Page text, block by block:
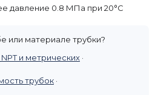
давление 0.8 МПа при 20°C
или материале трубки?
и метрических ·
трубок ·